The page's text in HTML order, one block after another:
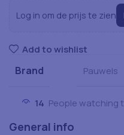
Log in om de prijs te zien
Add to wishlist
Brand Pauwels
14 People watching
General info